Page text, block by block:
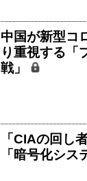
中国が新型コ
り重視する「
戦」
「CIAの回し
「暗号化シス